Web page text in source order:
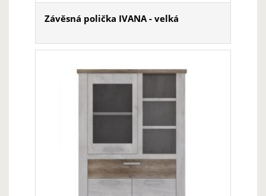
Závěsná polička IVANA - velká